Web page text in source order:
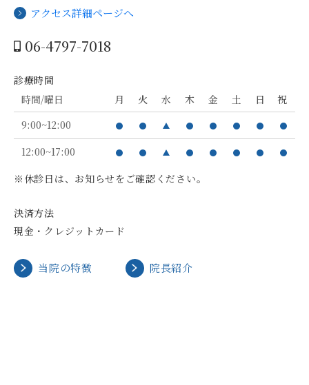
アクセス詳細ページへ
06-4797-7018
診療時間
時間/曜日
月 火 水 木 金 土 日
祝
9:00~12:00
12:00~17:00
※休診日は、お知らせをご確認ください。
決済方法
現金・クレジットカード
当院の特徴 院長紹介